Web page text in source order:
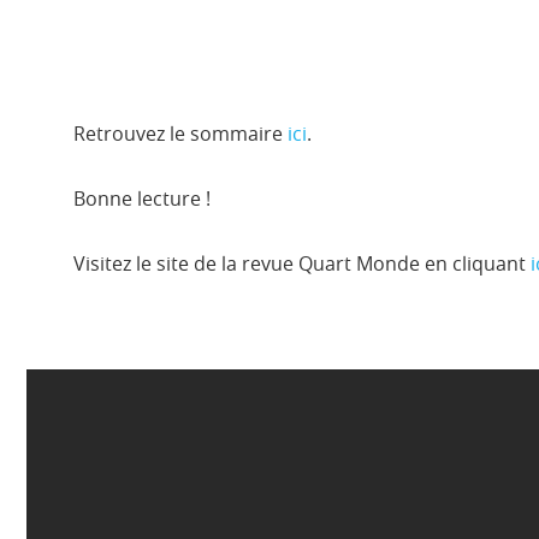
Retrouvez le sommaire ici.
Bonne lecture !
Visitez le site de la revue Quart Monde en cliquant